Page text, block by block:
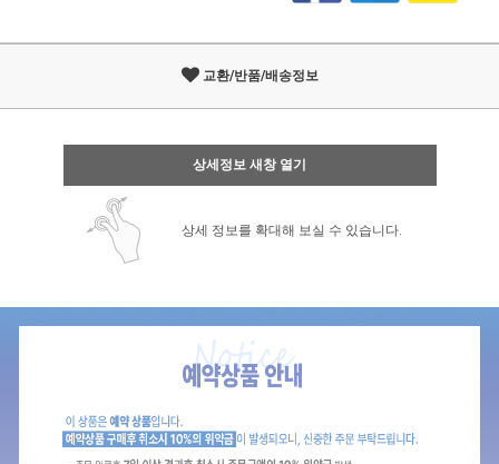
교환/반품/배송정보
상세정보 새창 열기
상세 정보를 확대해 보실 수 있습니다.